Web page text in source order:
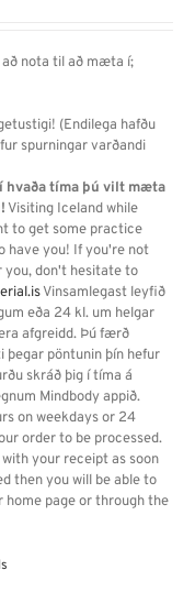
nota til að mæta í;
(Endilega hafðu
spurningar varðandi
hvaða tíma þú vilt mæta
Visiting Iceland while
to get some practice
have you! If you're not
you, don't hesitate to
Vinsamlegast leyfið
eða 24 kl. um helgar
afgreidd. Þú færð
pöntunin þín hefur
skráð þig í tíma á
Mindbody appið.
on weekdays or 24
order to be processed.
your receipt as soon
then you will be able to
home page or through the